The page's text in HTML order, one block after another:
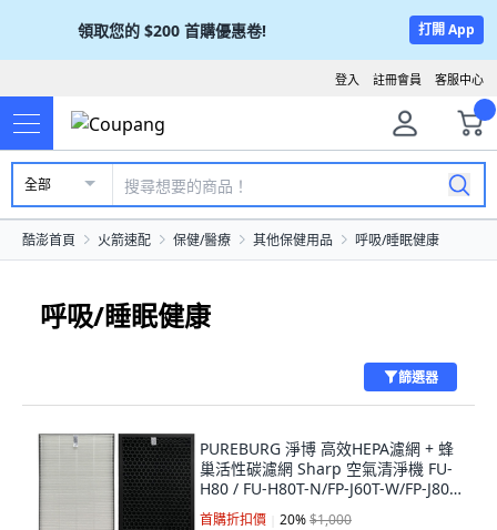
領取您的 $200 首購優惠卷! 打開 App
客服中心
註冊會員
登入
全部
酷澎首頁 火箭速配 保健/醫療 其他保健用品 呼吸/睡眠健康
呼吸/睡眠健康
篩選器
PUREBURG 淨博 高效HEPA濾網 + 蜂
巢活性碳濾網 Sharp 空氣清淨機 FU-
H80 / FU-H80T-N/FP-J60T-W/FP-J80T-
W適用, J68-01, 1組
首購折扣價 20%$1,000